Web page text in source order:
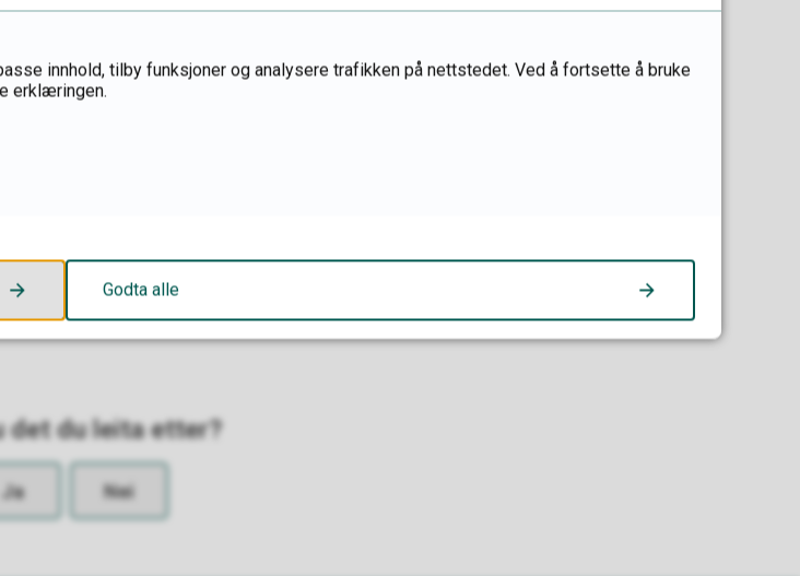
det du leita etter?
Ja Nei
innhold, tilby funksjoner og analysere trafikken på nettstedet. Ved å fortsette å bruke
erklæringen.
Godta alle